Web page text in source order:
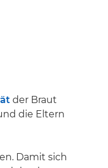
der Braut
die Eltern
Damit sich